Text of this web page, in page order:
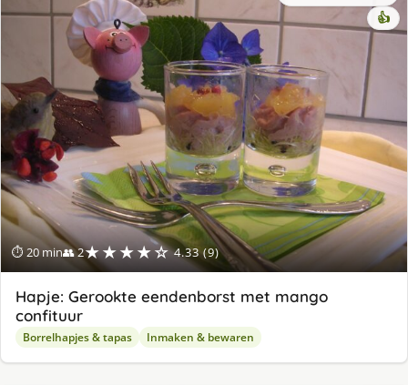
⏱ 20 min👥 2★★★★☆ 4.33 (9)
👍
Hapje: Gerookte eendenborst met mango
confituur
Borrelhapjes & tapas Inmaken & bewaren